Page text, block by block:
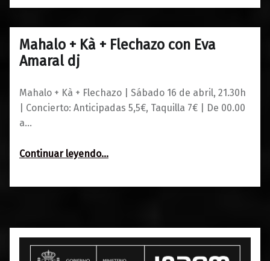
Mahalo + Kà + Flechazo con Eva
Amaral dj
Mahalo + Kà + Flechazo | Sábado 16 de abril, 21.30h
| Concierto: Anticipadas 5,5€, Taquilla 7€ | De 00.00
a…
Continuar leyendo“Mahalo + Kà + Flechazo con Eva Amaral dj”
…
12/04/2016
0
Maravillas